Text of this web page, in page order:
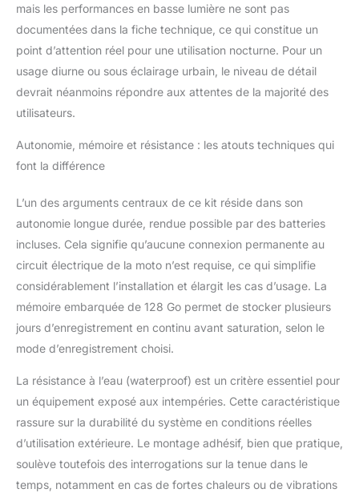
mais les performances en basse lumière ne sont pas
documentées dans la fiche technique, ce qui constitue un
point d’attention réel pour une utilisation nocturne. Pour un
usage diurne ou sous éclairage urbain, le niveau de détail
devrait néanmoins répondre aux attentes de la majorité des
utilisateurs.
Autonomie, mémoire et résistance : les atouts techniques qui
font la différence
L’un des arguments centraux de ce kit réside dans son
autonomie longue durée, rendue possible par des batteries
incluses. Cela signifie qu’aucune connexion permanente au
circuit électrique de la moto n’est requise, ce qui simplifie
considérablement l’installation et élargit les cas d’usage. La
mémoire embarquée de 128 Go permet de stocker plusieurs
jours d’enregistrement en continu avant saturation, selon le
mode d’enregistrement choisi.
La résistance à l’eau (waterproof) est un critère essentiel pour
un équipement exposé aux intempéries. Cette caractéristique
rassure sur la durabilité du système en conditions réelles
d’utilisation extérieure. Le montage adhésif, bien que pratique,
soulève toutefois des interrogations sur la tenue dans le
temps, notamment en cas de fortes chaleurs ou de vibrations